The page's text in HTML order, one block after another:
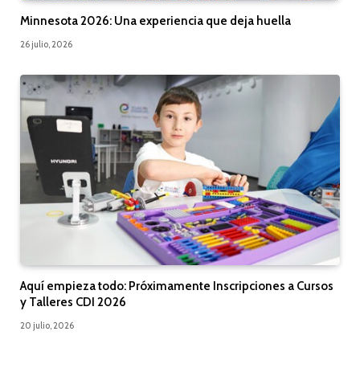
Minnesota 2026: Una experiencia que deja huella
26 julio, 2026
Aquí empieza todo: Próximamente Inscripciones a Cursos
y Talleres CDI 2026
20 julio, 2026